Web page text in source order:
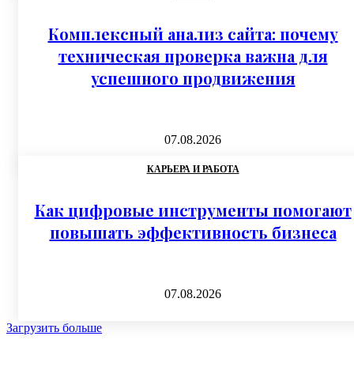
Комплексный анализ сайта: почему
техническая проверка важна для
успешного продвижения
07.08.2026
КАРЬЕРА И РАБОТА
Как цифровые инструменты помогают
повышать эффективность бизнеса
07.08.2026
Загрузить больше